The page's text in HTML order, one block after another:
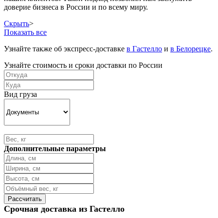
доверие бизнеса в России и по всему миру.
Скрыть>
Показать все
Узнайте также об экспресс-доставке в Гастелло и в Белорецке.
Узнайте стоимость и сроки доставки по России
Вид груза
Дополнительные параметры
Срочная доставка из Гастелло